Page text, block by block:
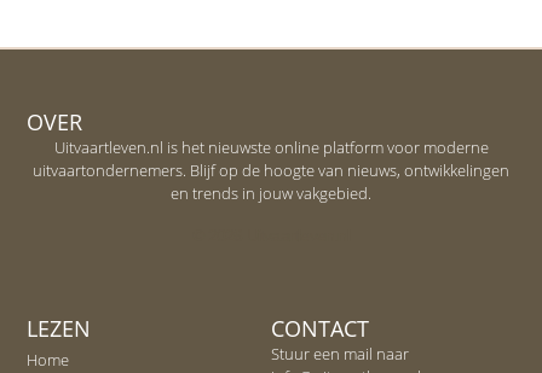
OVER
Uitvaartleven.nl is het nieuwste online platform voor moderne
uitvaartondernemers. Blijf op de hoogte van nieuws, ontwikkelingen
en trends in jouw vakgebied.
LEZEN
Home
CONTACT
Stuur een mail naar